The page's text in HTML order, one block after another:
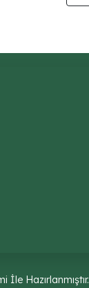
İle Hazırlanmıştır.